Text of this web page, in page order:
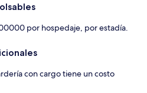
por hospedaje, por estadía.
con cargo tiene un costo